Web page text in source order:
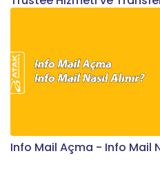
Info Mail Açma - Info Mail